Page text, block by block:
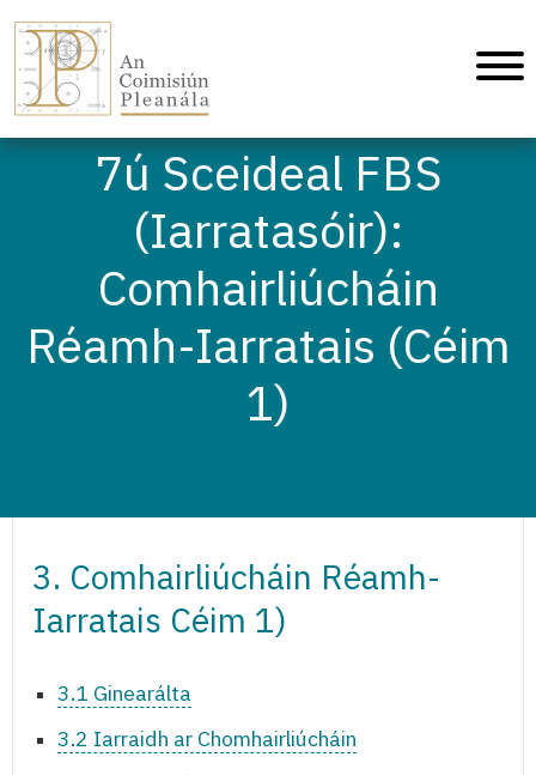
7ú Sceideal FBS
(Iarratasóir):
Comhairliúcháin
Réamh-Iarratais (Céim
1)
3. Comhairliúcháin Réamh-
Iarratais Céim 1)
3.1 Ginearálta
3.2 Iarraidh ar Chomhairliúcháin